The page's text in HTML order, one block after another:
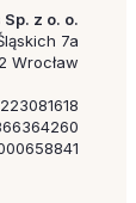
z o. o.
7a
Wrocław